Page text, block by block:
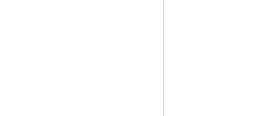
Più
Storie di